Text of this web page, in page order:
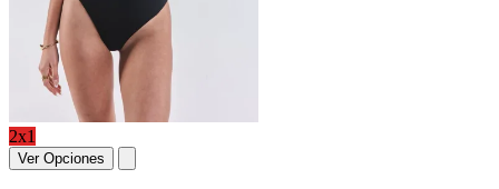
2x1
Ver Opciones